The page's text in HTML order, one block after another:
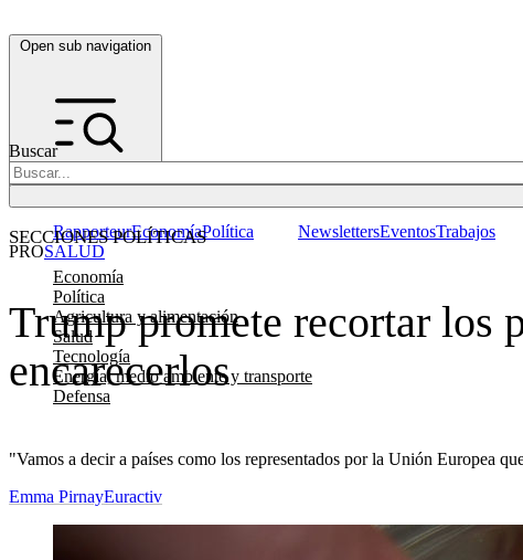
Open sub navigation
Buscar
SECCIONES POLÍTICAS
Economía
Política
Agricultura y alimentación
Salud
Tecnología
Energía, medio ambiente y transporte
Defensa
RapporteurEconomíaPolítica NewslettersEventosTrabajos
Trump promete recortar los
encarecerlos
"Vamos a decir a países como los representados por la Unión Europea
PROSALUD
Emma PirnayEuractiv